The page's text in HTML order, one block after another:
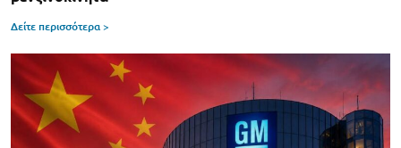
Δείτε περισσότερα >